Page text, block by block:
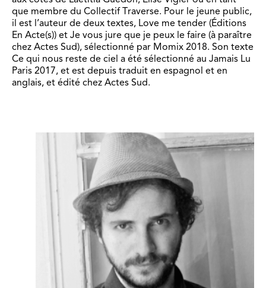
que membre du Collectif Traverse. Pour le jeune public,
il est l’auteur de deux textes, Love me tender (Éditions
En Acte(s)) et Je vous jure que je peux le faire (à paraître
chez Actes Sud), sélectionné par Momix 2018. Son texte
Ce qui nous reste de ciel a été sélectionné au Jamais Lu
Paris 2017, et est depuis traduit en espagnol et en
anglais, et édité chez Actes Sud.